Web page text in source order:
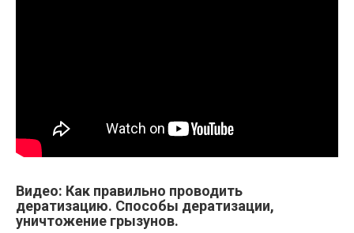
Видео: Как правильно проводить
дератизацию. Способы дератизации,
уничтожение грызунов.